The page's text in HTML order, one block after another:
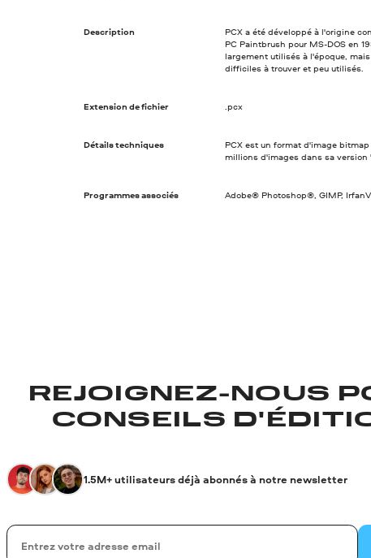
Description
PCX a été développé à l'origine
PC Paintbrush pour MS-DOS en
largement utilisés à l'époque,
difficiles à trouver et peu utilisés.
Extension de fichier .pcx
Détails techniques
PCX est un format d'image
millions d'images dans sa version
Programmes associés Adobe® Photoshop®, GIMP,
REJOIGNEZ-NOUS
CONSEILS
1.5M+ utilisateurs déjà abonnés à notre newsletter
Votre adresse de messagerie